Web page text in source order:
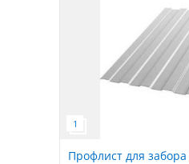
Профлист для